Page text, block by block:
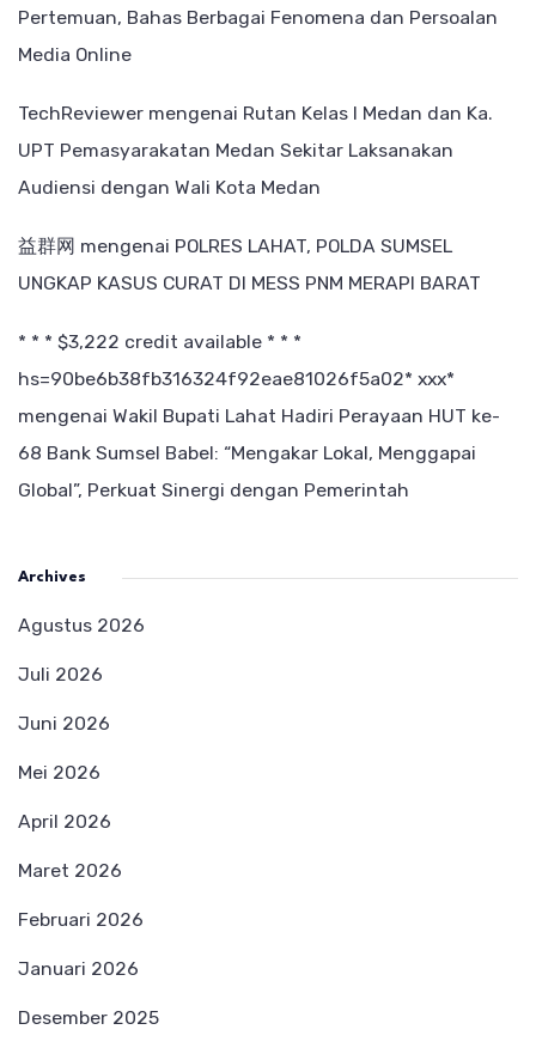
Pertemuan, Bahas Berbagai Fenomena dan Persoalan
Media Online
TechReviewer mengenai Rutan Kelas I Medan dan Ka.
UPT Pemasyarakatan Medan Sekitar Laksanakan
Audiensi dengan Wali Kota Medan
益群网 mengenai POLRES LAHAT, POLDA SUMSEL
UNGKAP KASUS CURAT DI MESS PNM MERAPI BARAT
* * * $3,222 credit available * * *
hs=90be6b38fb316324f92eae81026f5a02* ххх*
mengenai Wakil Bupati Lahat Hadiri Perayaan HUT ke-
68 Bank Sumsel Babel: “Mengakar Lokal, Menggapai
Global”, Perkuat Sinergi dengan Pemerintah
Archives
Agustus 2026
Juli 2026
Juni 2026
Mei 2026
April 2026
Maret 2026
Februari 2026
Januari 2026
Desember 2025